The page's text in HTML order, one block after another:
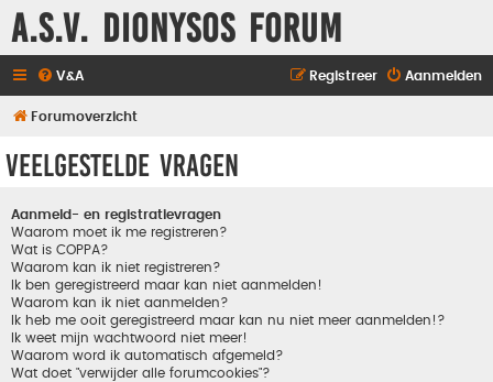
A.S.V. Dionysos Forum
V&A Aanmelden
Registreer
Forumoverzicht
Veelgestelde vragen
Aanmeld- en registratievragen
Waarom moet ik me registreren?
Wat is COPPA?
Waarom kan ik niet registreren?
Ik ben geregistreerd maar kan niet aanmelden!
Waarom kan ik niet aanmelden?
Ik heb me ooit geregistreerd maar kan nu niet meer aanmelden!?
Ik weet mijn wachtwoord niet meer!
Waarom word ik automatisch afgemeld?
Wat doet "verwijder alle forumcookies"?